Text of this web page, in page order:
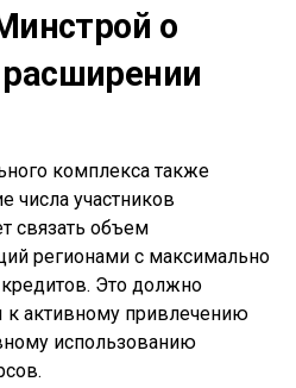
о
комплекса также
числа участников
связать объем
регионами с максимально
Это должно
к активному привлечению
использованию